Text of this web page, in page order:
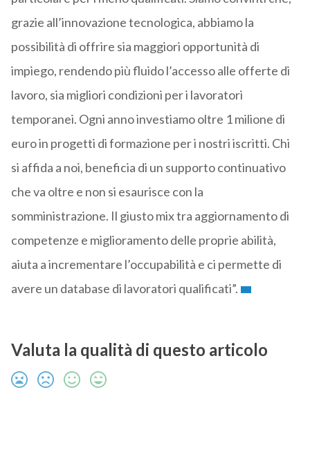
grazie all’innovazione tecnologica, abbiamo la
possibilità di offrire sia maggiori opportunità di
impiego, rendendo più fluido l’accesso alle offerte di
lavoro, sia migliori condizioni per i lavoratori
temporanei. Ogni anno investiamo oltre 1 milione di
euro in progetti di formazione per i nostri iscritti. Chi
si affida a noi, beneficia di un supporto continuativo
che va oltre e non si esaurisce con la
somministrazione. Il giusto mix tra aggiornamento di
competenze e miglioramento delle proprie abilità,
aiuta a incrementare l’occupabilità e ci permette di
avere un database di lavoratori qualificati”.
Valuta la qualità di questo articolo